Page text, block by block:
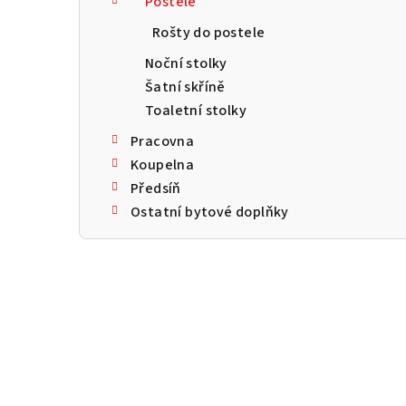
Rošty do postele
Noční stolky
Šatní skříně
Toaletní stolky
Pracovna
Koupelna
Předsíň
Ostatní bytové doplňky